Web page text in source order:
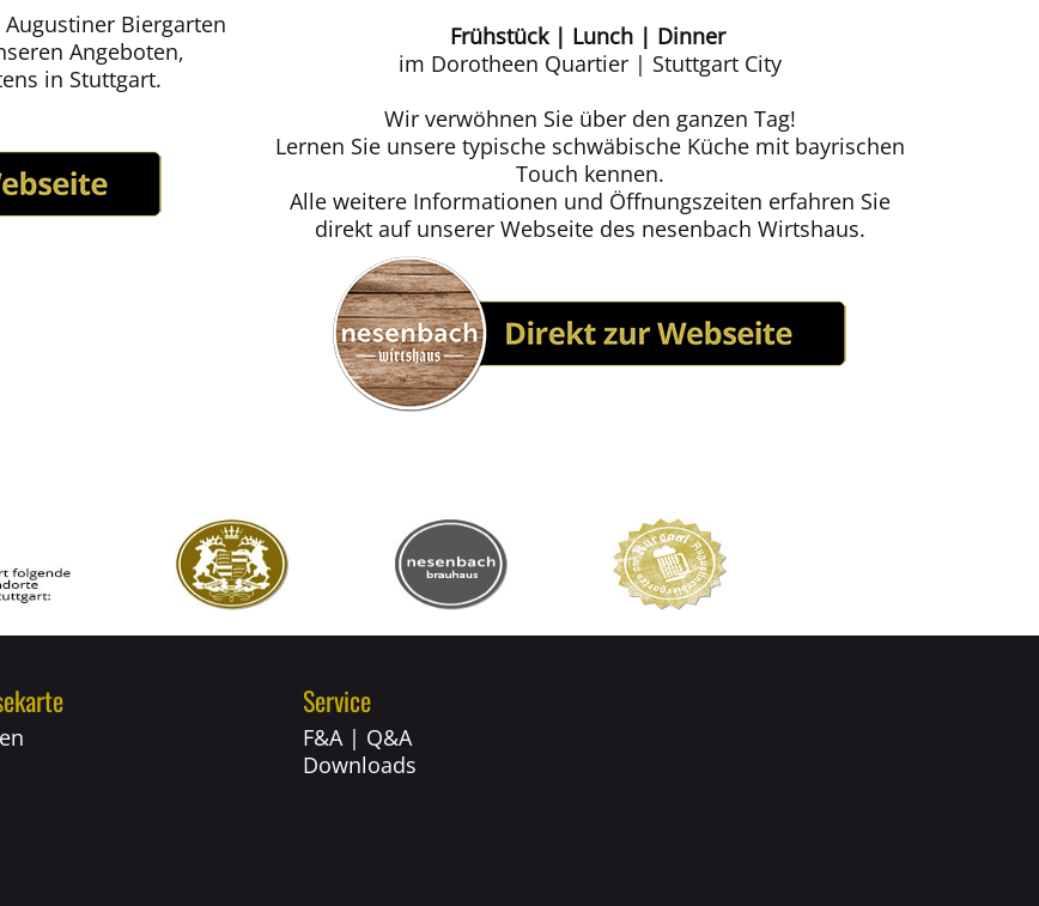
Biergarten
Angeboten,
in Stuttgart.
Frühstück | Lunch | Dinner
im Dorotheen Quartier | Stuttgart City
Wir verwöhnen Sie über den ganzen Tag!
Lernen Sie unsere typische schwäbische Küche mit bayrischen
Touch kennen.
Alle weitere Informationen und Öffnungszeiten erfahren Sie
direkt auf unserer Webseite des nesenbach Wirtshaus.
Service
F&A | Q&A
Downloads